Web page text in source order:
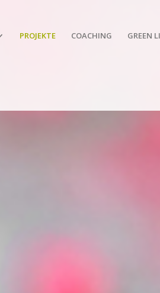
PROJEKTE COACHING GREEN